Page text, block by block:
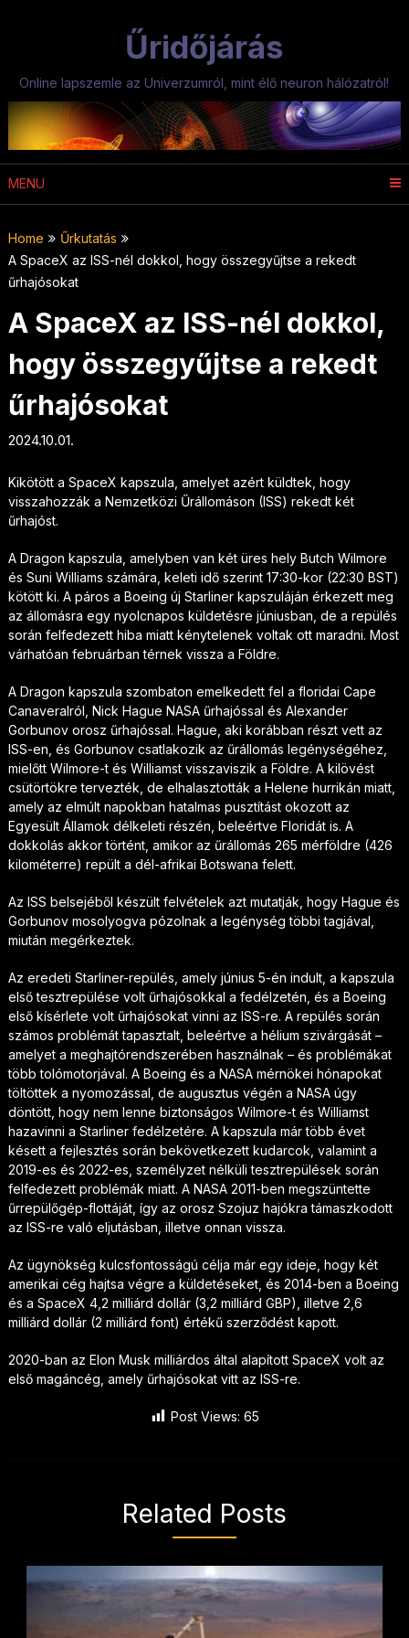
Űridőjárás
Online lapszemle az Univerzumról, mint élő neuron hálózatról!
MENU
Home
Űrkutatás
A SpaceX az ISS-nél dokkol, hogy összegyűjtse a rekedt
űrhajósokat
A SpaceX az ISS-nél dokkol,
hogy összegyűjtse a rekedt
űrhajósokat
2024.10.01.
Kikötött a SpaceX kapszula, amelyet azért küldtek, hogy
visszahozzák a Nemzetközi Űrállomáson (ISS) rekedt két
űrhajóst.
A Dragon kapszula, amelyben van két üres hely Butch Wilmore
és Suni Williams számára, keleti idő szerint 17:30-kor (22:30 BST)
kötött ki. A páros a Boeing új Starliner kapszuláján érkezett meg
az állomásra egy nyolcnapos küldetésre júniusban, de a repülés
során felfedezett hiba miatt kénytelenek voltak ott maradni. Most
várhatóan februárban térnek vissza a Földre.
A Dragon kapszula szombaton emelkedett fel a floridai Cape
Canaveralról, Nick Hague NASA űrhajóssal és Alexander
Gorbunov orosz űrhajóssal. Hague, aki korábban részt vett az
ISS-en, és Gorbunov csatlakozik az űrállomás legénységéhez,
mielőtt Wilmore-t és Williamst visszaviszik a Földre. A kilövést
csütörtökre tervezték, de elhalasztották a Helene hurrikán miatt,
amely az elmúlt napokban hatalmas pusztítást okozott az
Egyesült Államok délkeleti részén, beleértve Floridát is. A
dokkolás akkor történt, amikor az űrállomás 265 mérföldre (426
kilométerre) repült a dél-afrikai Botswana felett.
Az ISS belsejéből készült felvételek azt mutatják, hogy Hague és
Gorbunov mosolyogva pózolnak a legénység többi tagjával,
miután megérkeztek.
Az eredeti Starliner-repülés, amely június 5-én indult, a kapszula
első tesztrepülése volt űrhajósokkal a fedélzetén, és a Boeing
első kísérlete volt űrhajósokat vinni az ISS-re. A repülés során
számos problémát tapasztalt, beleértve a hélium szivárgását –
amelyet a meghajtórendszerében használnak – és problémákat
több tolómotorjával. A Boeing és a NASA mérnökei hónapokat
töltöttek a nyomozással, de augusztus végén a NASA úgy
döntött, hogy nem lenne biztonságos Wilmore-t és Williamst
hazavinni a Starliner fedélzetére. A kapszula már több évet
késett a fejlesztés során bekövetkezett kudarcok, valamint a
2019-es és 2022-es, személyzet nélküli tesztrepülések során
felfedezett problémák miatt. A NASA 2011-ben megszüntette
űrrepülőgép-flottáját, így az orosz Szojuz hajókra támaszkodott
az ISS-re való eljutásban, illetve onnan vissza.
Az ügynökség kulcsfontosságú célja már egy ideje, hogy két
amerikai cég hajtsa végre a küldetéseket, és 2014-ben a Boeing
és a SpaceX 4,2 milliárd dollár (3,2 milliárd GBP), illetve 2,6
milliárd dollár (2 milliárd font) értékű szerződést kapott.
2020-ban az Elon Musk milliárdos által alapított SpaceX volt az
első magáncég, amely űrhajósokat vitt az ISS-re.
Post Views: 65
Related Posts